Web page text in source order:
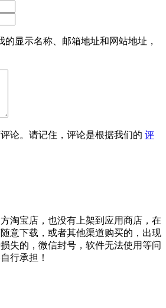
的显示名称、邮箱地址和网站地址，
论。请记住，评论是根据我们的 评
淘宝店，也没有上架到应用商店，在
意下载，或者其他渠道购买的，出现
失的，微信封号，软件无法使用等问
行承担！